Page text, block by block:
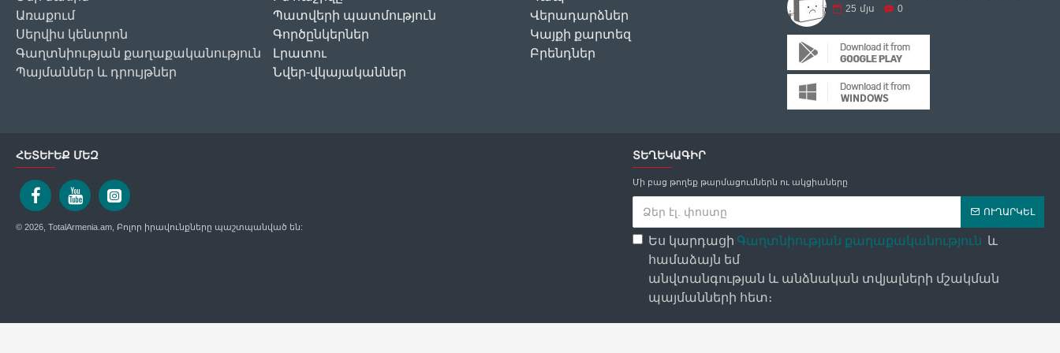
Առաքում
Սերվիս կենտրոն
Գաղտնիության քաղաքականություն
Պայմաններ և դրույթներ
Պատվերի պատմություն
Գործընկերներ
Լրատու
Նվեր-վկայականներ
Վերադարձներ
Կայքի քարտեզ
Բրենդներ
25 մյս 0
ՀԵՏԵՒԵՔ ՄԵԶ
© 2026, TotalArmenia.am, Բոլոր իրավունքները պաշտպանված են:
ՏԵՂԵԿԱԳԻՐ
Մի բաց թողեք թարմացումներն ու ակցիաները
ՈՒՂԱՐԿԵԼ
Ես կարդացի Գաղտնիության քաղաքականություն և
համաձայն եմ
անվտանգության և անձնական տվյալների մշակման
պայմանների հետ։